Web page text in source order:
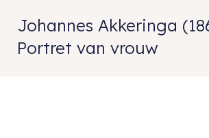
Johannes Akkeringa
Portret van vrouw